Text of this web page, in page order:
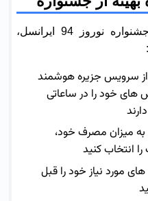
برای بهره مندی حداکثری از جشنواره نوروز 94 ایرانسل،
از سرویس جزیره هوشمند
های خود را در ساعاتی
به میزان مصرف خود،
انتخاب کنید
مورد نیاز خود را قبل